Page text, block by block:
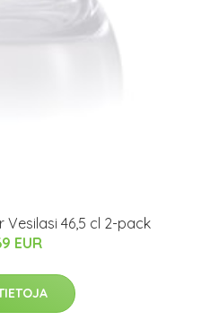
Vesilasi 46,5 cl 2-pack
EUR